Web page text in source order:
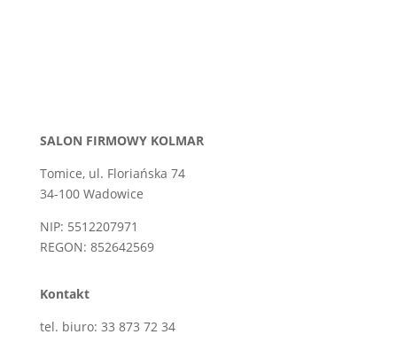
SALON FIRMOWY KOLMAR
Tomice, ul. Floriańska 74
34-100 Wadowice
NIP: 5512207971
REGON: 852642569
Kontakt
tel. biuro: 33 873 72 34